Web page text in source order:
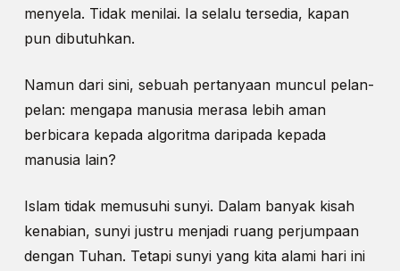
menyela. Tidak menilai. Ia selalu tersedia, kapan
pun dibutuhkan.
Namun dari sini, sebuah pertanyaan muncul pelan-
pelan: mengapa manusia merasa lebih aman
berbicara kepada algoritma daripada kepada
manusia lain?
Islam tidak memusuhi sunyi. Dalam banyak kisah
kenabian, sunyi justru menjadi ruang perjumpaan
dengan Tuhan. Tetapi sunyi yang kita alami hari ini